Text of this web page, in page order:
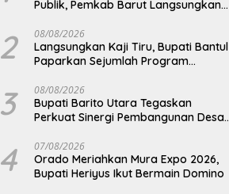
Publik, Pemkab Barut Langsungkan
Progo
2 08/08/2026
Langsungkan Kaji Tiru, Bupati Bantul
Paparkan Sejumlah Program
3 08/08/2026
Bupati Barito Utara Tegaskan
Perkuat Sinergi Pembangunan Desa
Hadapi Potensi Karhutla
4 07/08/2026
Orado Meriahkan Mura Expo 2026,
Bupati Heriyus Ikut Bermain Domino